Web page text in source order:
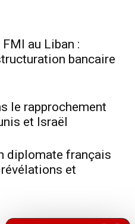
au Liban :
bancaire
le rapprochement
et Israël
diplomate français
et